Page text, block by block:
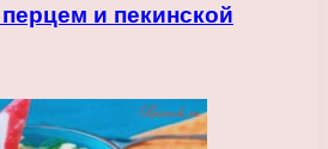
и пекинской